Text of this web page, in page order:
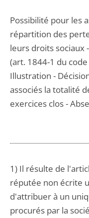
Possibilité pour les
répartition des
leurs droits sociaux
(art. 1844-1 du
Illustration -
associés la totalité
exercices clos -
1) Il résulte de
réputée non écrite
d'attribuer à un
procurés par la